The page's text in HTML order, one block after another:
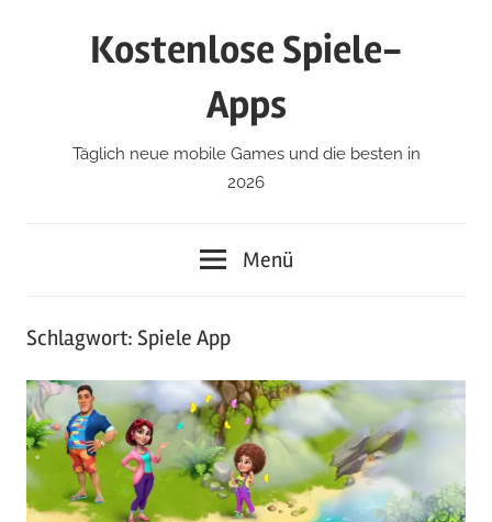
Kostenlose Spiele-
Apps
Täglich neue mobile Games und die besten in
2026
Menü
Schlagwort: Spiele App